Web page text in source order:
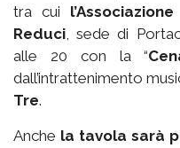
tra cui
Reduci, sede di
alle 20 con la “
dall’intrattenimento
Tre.
Anche la tavola sarà